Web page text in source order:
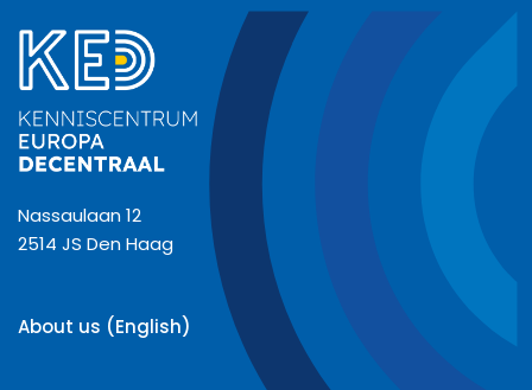
Nassaulaan 12
2514 JS Den Haag
About us (English)